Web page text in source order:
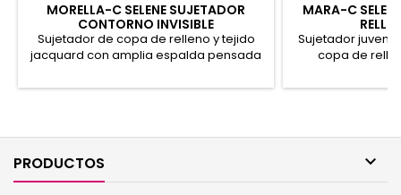
MORELLA-C SELENE SUJETADOR
CONTORNO INVISIBLE
Sujetador de copa de relleno y tejido
jacquard con amplia espalda pensada
Comodidad absoluta. 41% Poliamida,
MARA-C
Sujetador juvenil
copa de
comodidad.
vez que realzan
PRODUCTOS 